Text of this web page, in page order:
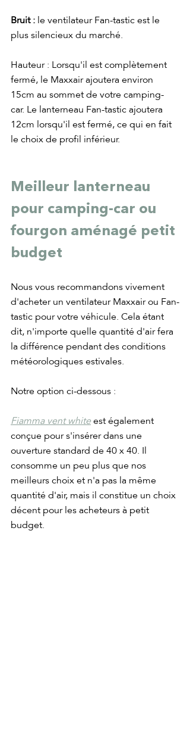
Bruit : le ventilateur Fan-tastic est le
plus silencieux du marché.
Hauteur : Lorsqu'il est complètement
fermé, le Maxxair ajoutera environ
15cm au sommet de votre camping-
car. Le lanterneau Fan-tastic ajoutera
12cm lorsqu'il est fermé, ce qui en fait
le choix de profil inférieur.
Meilleur lanterneau
pour camping-car ou
fourgon aménagé petit
budget
Nous vous recommandons vivement
d'acheter un ventilateur Maxxair ou Fan-
tastic pour votre véhicule. Cela étant
dit, n'importe quelle quantité d'air fera
la différence pendant des conditions
météorologiques estivales.
Notre option ci-dessous :
Fiamma vent white est également
conçue pour s'insérer dans une
ouverture standard de 40 x 40. Il
consomme un peu plus que nos
meilleurs choix et n'a pas la même
quantité d'air, mais il constitue un choix
décent pour les acheteurs à petit
budget.